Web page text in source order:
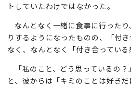
を求める気持ちになれないという。
話を聞いてみると、そもそも2人
トしていたわけではなかった。
なんとなく一緒に食事に行った
りするようになったものの、「付
なく、なんとなく「付き合ってい